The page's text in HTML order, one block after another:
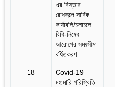
এর বিস্তার
রোধকল্পে সার্বিক
কার্যাবলি/চলাচলে
বিধি-নিষেধ
আরোপের সময়সীমা
বর্ধিতকরণ
18
Covid-19
মহামারি পরিস্থিতি